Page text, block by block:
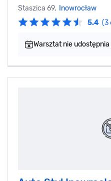
Staszica 69,
Inowrocław
5.4 (3
Warsztat nie